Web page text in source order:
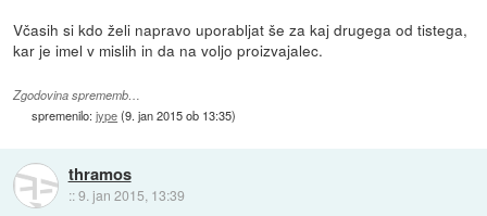
Včasih si kdo želi napravo uporabljat še za kaj drugega od tistega,
kar je imel v mislih in da na voljo proizvajalec.
Zgodovina sprememb…
spremenilo:jype(9. jan 2015 ob 13:35)
thramos
::9. jan 2015, 13:39